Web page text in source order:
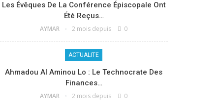
Les Évêques De La Conférence Épiscopale Ont
Été Reçus…
AYMAR 2 mois depuis 0
ACTUALITE
Ahmadou Al Aminou Lo : Le Technocrate Des
Finances…
AYMAR 2 mois depuis 0